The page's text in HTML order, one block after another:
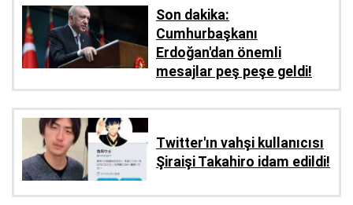
Son dakika:
Cumhurbaşkanı
Erdoğan'dan önemli
mesajlar peş peşe geldi!
Twitter'ın vahşi kullanıcısı
Şiraişi Takahiro idam edildi!